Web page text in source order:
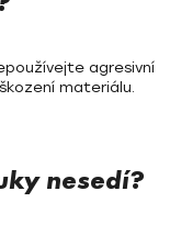
agresivní
materiálu.
nesedí?